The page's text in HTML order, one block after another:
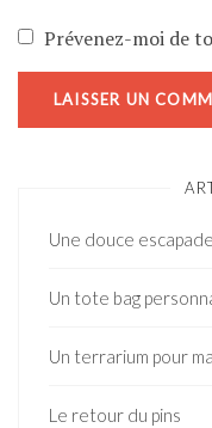
Prévenez-moi de
Une douce
Un tote bag
Un terrarium pour
Le retour du pins